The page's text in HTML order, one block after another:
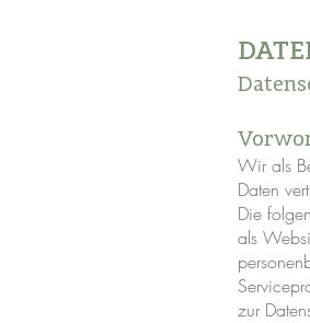
Wir als
Daten
Die
als
zur